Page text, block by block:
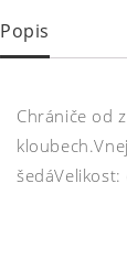
Popis
Chrániče od
šedáVelikost: